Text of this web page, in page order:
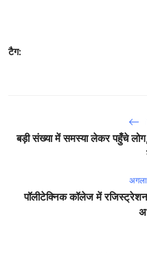
टैग:
बड़ी संख्या में समस्या लेकर पहुँचे लोग,
पॉलीटेक्निक कॉलेज में रजिस्ट्रेशन